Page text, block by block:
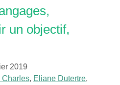
un objectif,
2019
Charles, Eliane Dutertre,